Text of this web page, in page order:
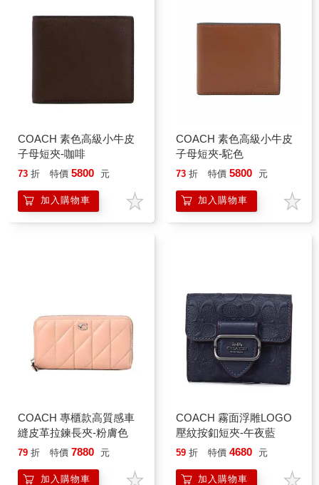
COACH 素色高級小牛皮
子母短夾-咖啡
73 折 特價 5800 元
加入購物車
COACH 素色高級小牛皮
子母短夾-駝色
73 折 特價 5800 元
加入購物車
COACH 專櫃款高質感車
縫皮革拉鍊長夾-粉膚色
79 折 特價 7880 元
加入購物車
COACH 霧面浮雕LOGO
壓紋按釦短夾-午夜藍
59 折 特價 4680 元
加入購物車